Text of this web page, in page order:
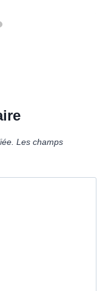
Les champs